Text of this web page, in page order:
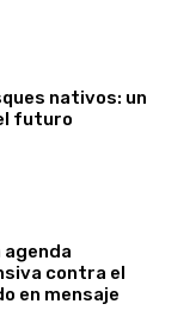
nativos: un
futuro
agenda
contra el
en mensaje